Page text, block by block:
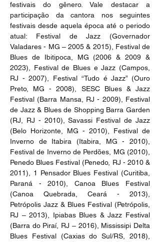
festivais do gênero. Vale destacar a
participação da cantora nos seguintes
festivais desde aquela época até o periodo
atual: Festival de Jazz (Governador
Valadares - MG – 2005 & 2015), Festival de
Blues de Ibitipoca, MG (2006 & 2009 &
2023), Festival de Blues e Jazz (Campos,
RJ - 2007), Festival “Tudo é Jazz” (Ouro
Preto, MG - 2008), SESC Blues & Jazz
Festival (Barra Mansa, RJ - 2009), Festival
de Jazz & Blues de Shopping Barra Garden
(RJ, RJ - 2010), Savassi Festival de Jazz
(Belo Horizonte, MG - 2010), Festival de
Inverno de Itabira (Itabira, MG - 2010),
Festival de Inverno de Perdões, MG (2010),
Penedo Blues Festival (Penedo, RJ - 2010 &
2011), 1 Pensador Blues Festival (Curitiba,
Paraná - 2010), Canoa Blues Festival
(Canoa Quebrada, Ceará - 2013),
Petrópolis Jazz & Blues Festival (Petrópolis,
RJ – 2013), Ipiabas Blues & Jazz Festival
(Barra do Piraí, RJ – 2016), Mississipi Delta
Blues Festival (Caxias do Sul/RS, 2018),